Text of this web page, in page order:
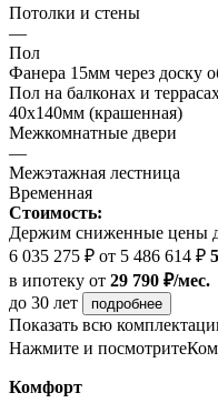
Потолки и стены
—
Пол
Фанера 15мм через доску
Пол на балконах и
40х140мм (крашенная)
Межкомнатные двери
—
Межэтажная лестница
Временная
Стоимость:
Держим сниженные цены
6 035 275 ₽ от 5 486 614 ₽
в ипотеку от 29 790 ₽/мес.
до 30 лет
подробнее
Показать всю
Нажмите и посмотрите
Комфорт